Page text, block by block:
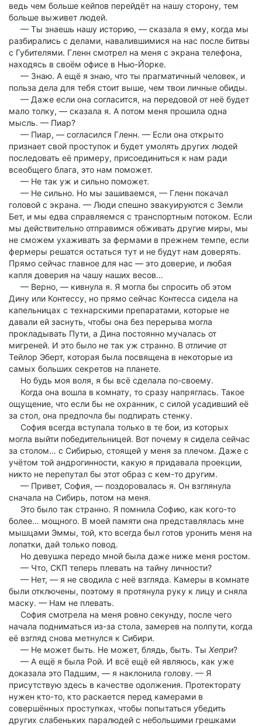
ведь чем больше кейпов перейдёт на нашу сторону, тем
больше выживет людей.
— Ты знаешь нашу историю, — сказала я ему, когда мы
разбирались с делами, навалившимися на нас после битвы
с Губителями. Гленн смотрел на меня с экрана телефона,
находясь в своём офисе в Нью-Йорке.
— Знаю. А ещё я знаю, что ты прагматичный человек, и
польза дела для тебя стоит выше, чем твои личные обиды.
— Даже если она согласится, на передовой от неё будет
мало толку, — сказала я. А потом меня прошила одна
мысль. — Пиар?
— Пиар, — согласился Гленн. — Если она открыто
признает свой проступок и будет умолять других людей
последовать её примеру, присоединиться к нам ради
всеобщего блага, это нам поможет.
— Не так уж и сильно поможет.
— Не сильно. Но мы зашиваемся, — Гленн покачал
головой с экрана. — Люди спешно эвакуируются с Земли
Бет, и мы едва справляемся с транспортным потоком. Если
мы действительно отправимся обживать другие миры, мы
не сможем ухаживать за фермами в прежнем темпе, если
фермеры решатся остаться тут и не будут нам доверять.
Прямо сейчас главное для нас — это доверие, и любая
капля доверия на чашу наших весов…
— Верно, — кивнула я. Я могла бы спросить об этом
Дину или Контессу, но прямо сейчас Контесса сидела на
капельницах с технарскими препаратами, которые не
давали ей заснуть, чтобы она без перерыва могла
прокладывать Пути, а Дина постоянно мучалась от
мигреней. И это было не так уж странно. В отличие от
Тейлор Эберт, которая была посвящена в некоторые из
самых больших секретов на планете.
Но будь моя воля, я бы всё сделала по-своему.
Когда она вошла в комнату, то сразу напряглась. Такое
ощущение, что если бы не охранник, с силой усадивший её
за стол, она предпочла бы подпирать стенку.
София всегда вступала только в те бои, из которых
могла выйти победительницей. Вот почему я сидела сейчас
за столом… с Сибирью, стоящей у меня за плечом. Даже с
учётом той андрогинности, какую я придавала проекции,
никто не перепутал бы этот образ с кем-то другим.
— Привет, София, — поздоровалась я. Он взглянула
сначала на Сибирь, потом на меня.
Это было так странно. Я помнила Софию, как кого-то
более… мощного. В моей памяти она представлялась мне
мышцами Эммы, той, кто всегда был готов уронить меня на
лопатки, дай только повод.
Но девушка передо мной была даже ниже меня ростом.
— Что, СКП теперь плевать на тайну личности?
— Нет, — я не сводила с неё взгляда. Камеры в комнате
были отключены, поэтому я протянула руку к лицу и сняла
маску. — Нам не плевать.
София смотрела на меня ровно секунду, после чего
начала подниматься из-за стола, замерев на полпути, когда
её взгляд снова метнулся к Сибири.
— Не может быть. Не может, блядь, быть. Ты Хепри?
— А ещё я была Рой. И всё ещё ей являюсь, как уже
доказала это Падшим, — я наклонила голову. — Я
присутствую здесь в качестве одолжения. Протекторату
нужен кто-то, кто раскается перед камерами в
совершённых проступках, чтобы попытаться убедить
других слабеньких паралюдей с небольшими грешками